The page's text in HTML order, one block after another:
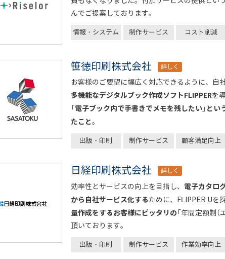
んでご提案しております。
情報・システム 制作サービス コスト削減
笹徳印刷株式会社 詳しく
お客様のご要望に幅広く対応できるように、自
多機能なデジタルブック作成ソフトFLIPPERを
「 電子ブック内で手書きでメモを残したい」 とい
たこと。
出版・印刷 制作サービス 顧客満足向上
日経印刷株式会社 詳しく
効率性とサービスの向上を目指し、 電子カタロ
から自社サービス化するために、FLIPPER Uを
量作成をするお客様にピッタリの「年間定額制
頂いております。
出版・印刷 制作サービス 作業効率向上